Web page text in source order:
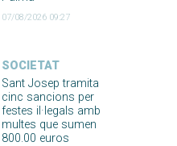
07/08/2026 09:27
SOCIETAT
Sant Josep tramita
cinc sancions per
festes il·legals amb
multes que sumen
800.00 euros